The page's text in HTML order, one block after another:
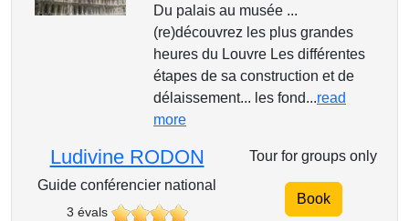
Du palais au musée ...
(re)découvrez les plus grandes
heures du Louvre Les différentes
étapes de sa construction et de
délaissement... les fond...read
more
Ludivine RODON
Guide conférencier national
3 évals
Tour for groups only
Book